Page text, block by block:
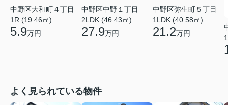
中野区大和町４丁目
1R (19.46㎡)
5.9万円
中野区中野１丁目
2LDK (46.43㎡)
27.9万円
中野区弥生町５丁目
1LDK (40.58㎡)
21.2万円
よく見られている物件